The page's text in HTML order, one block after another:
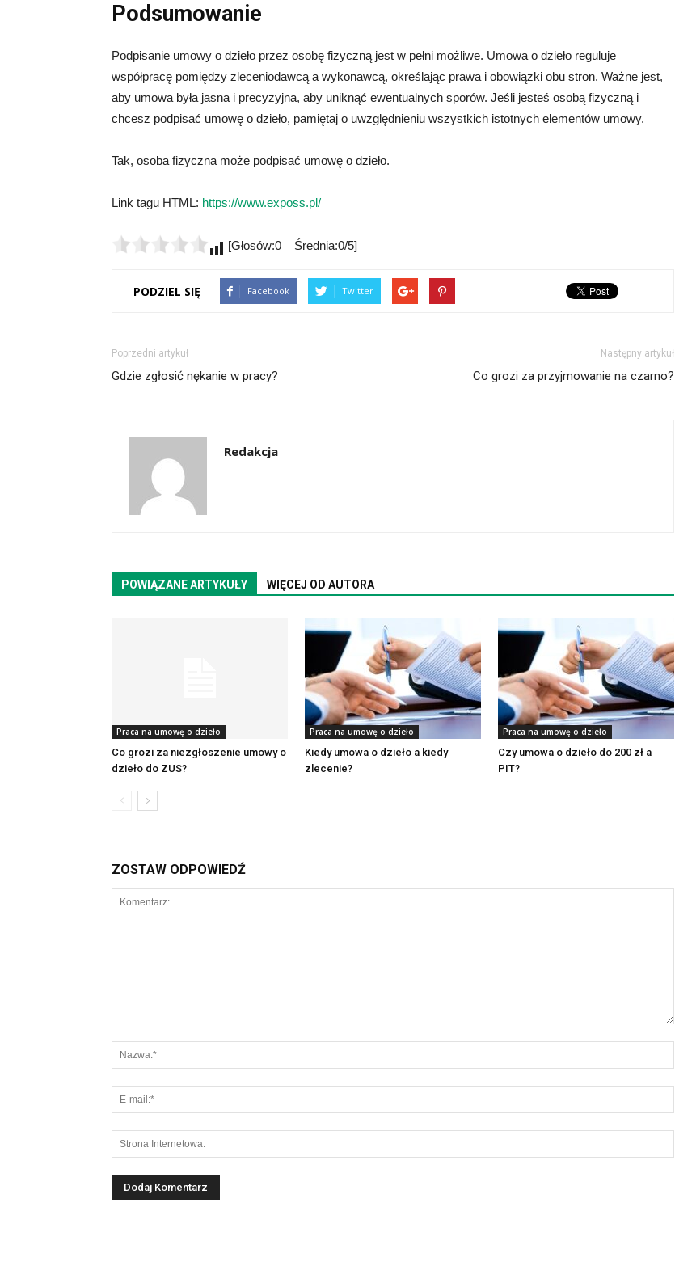
Podsumowanie
Podpisanie umowy o dzieło przez osobę fizyczną jest w pełni możliwe. Umowa o dzieło reguluje
współpracę pomiędzy zleceniodawcą a wykonawcą, określając prawa i obowiązki obu stron. Ważne jest,
aby umowa była jasna i precyzyjna, aby uniknąć ewentualnych sporów. Jeśli jesteś osobą fizyczną i
chcesz podpisać umowę o dzieło, pamiętaj o uwzględnieniu wszystkich istotnych elementów umowy.
Tak, osoba fizyczna może podpisać umowę o dzieło.
Link tagu HTML: https://www.exposs.pl/
[Głosów:0 Średnia:0/5]
PODZIEL SIĘ Facebook Twitter
Poprzedni artykuł
Gdzie zgłosić nękanie w pracy?
Następny artykuł
Co grozi za przyjmowanie na czarno?
Redakcja
POWIĄZANE ARTYKUŁY WIĘCEJ OD AUTORA
Praca na umowę o dzieło
Co grozi za niezgłoszenie umowy o
dzieło do ZUS?
Praca na umowę o dzieło
Kiedy umowa o dzieło a kiedy
zlecenie?
Praca na umowę o dzieło
Czy umowa o dzieło do 200 zł a
PIT?
ZOSTAW ODPOWIEDŹ